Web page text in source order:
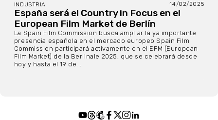
INDUSTRIA 14/02/2025
España será el Country in Focus en el
European Film Market de Berlín
La Spain Film Commission busca ampliar la ya importante
presencia española en el mercado europeo Spain Film
Commission participará activamente en el EFM (European
Film Market) de la Berlinale 2025, que se celebrará desde
hoy y hasta el 19 de...